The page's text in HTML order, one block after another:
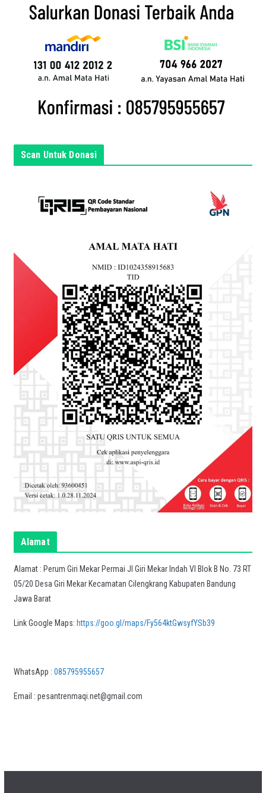
n
Scan Untuk Donasi
Alamat
Alamat : Perum Giri Mekar Permai Jl Giri Mekar Indah VI Blok B No. 73 RT
05/20 Desa Giri Mekar Kecamatan Cilengkrang Kabupaten Bandung
Jawa Barat
Link Google Maps: https://goo.gl/maps/Fy564ktGwsyfYSb39
WhatsApp : 085795955657
Email : pesantrenmaqi.net@gmail.com